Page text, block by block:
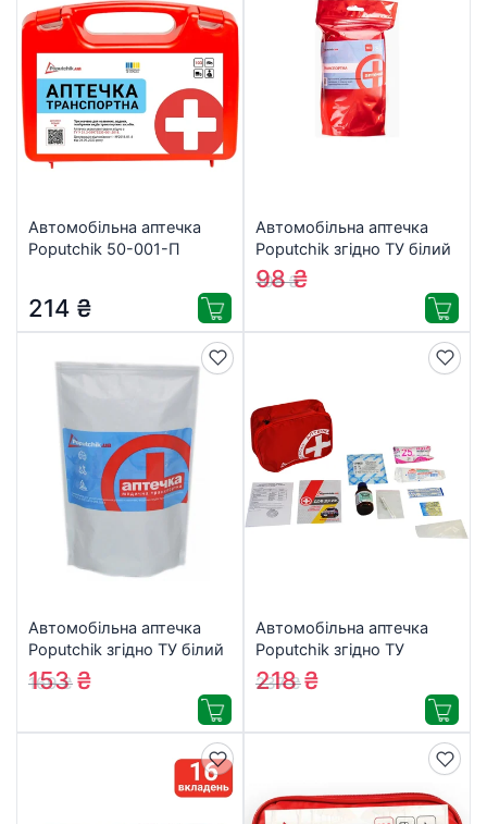
Автомобільна аптечка
Poputchik 50-001-П
214 ₴
Автомобільна аптечка
Poputchik згідно ТУ білий
Дой-Пак 140х240 (02-
001-ДП)
108₴
98₴
Автомобільна аптечка
Poputchik згідно ТУ білий
Дой-Пак 140х240 (02-
003-ДП)
169₴
153₴
Автомобільна аптечка
Poputchik згідно ТУ
м”який футляр (02-001-
М)
237₴
218₴